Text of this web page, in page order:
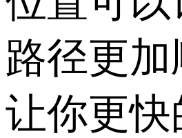
路径更加
让你更快